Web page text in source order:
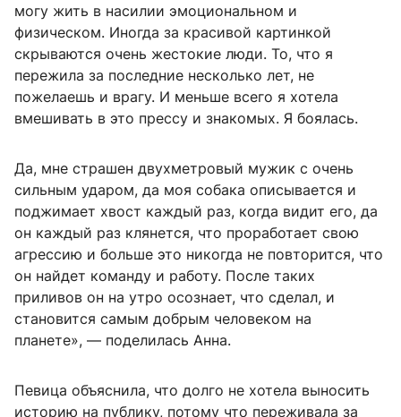
могу жить в насилии эмоциональном и
физическом. Иногда за красивой картинкой
скрываются очень жестокие люди. То, что я
пережила за последние несколько лет, не
пожелаешь и врагу. И меньше всего я хотела
вмешивать в это прессу и знакомых. Я боялась.
Да, мне страшен двухметровый мужик с очень
сильным ударом, да моя собака описывается и
поджимает хвост каждый раз, когда видит его, да
он каждый раз клянется, что проработает свою
агрессию и больше это никогда не повторится, что
он найдет команду и работу. После таких
приливов он на утро осознает, что сделал, и
становится самым добрым человеком на
планете», — поделилась Анна.
Певица объяснила, что долго не хотела выносить
историю на публику, потому что переживала за